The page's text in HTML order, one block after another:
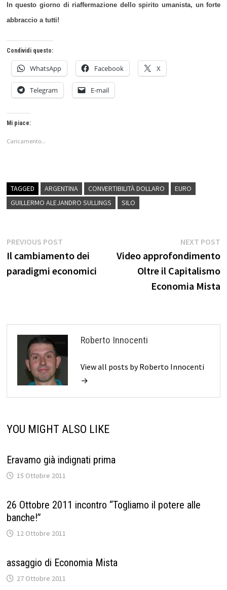
In questo giorno di riaffermazione dello spirito umanista, un forte
abbraccio a tutti!
Condividi questo:
WhatsApp Facebook X
Telegram E-mail
Mi piace:
Caricamento...
TAGGED ARGENTINA CONVERTIBILITÀ DOLLARO
EURO
GUILLERMO ALEJANDRO SULLINGS
SILO
Navigazione
articoli
PREVIOUS POSTPrevious
post:
Il cambiamento dei
paradigmi economici
NEXT POST
Video approfondimento
Oltre il Capitalismo
Economia Mista
Roberto Innocenti
View all posts by Roberto Innocenti
→
YOU MIGHT ALSO LIKE
Eravamo già indignati prima
15 Ottobre 2011
26 Ottobre 2011 incontro “Togliamo il potere alle
banche!”
12 Ottobre 2011
assaggio di Economia Mista
27 Ottobre 2011